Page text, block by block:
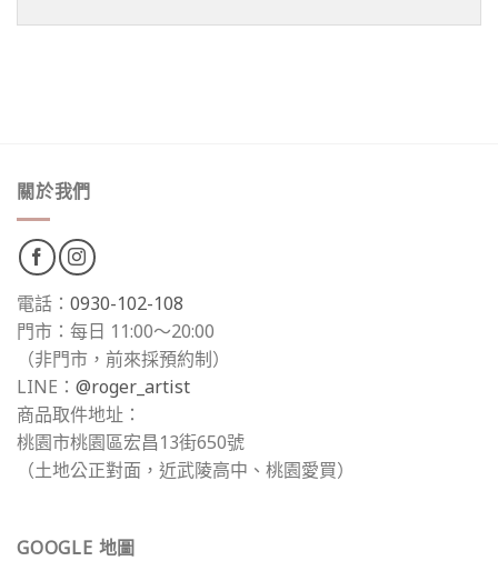
關於我們
電話： 0930-102-108
門市：每日 11:00～20:00
（非門市，前來採預約制）
LINE： @roger_artist
商品取件地址：
桃園市桃園區宏昌13街650號
（土地公正對面，近武陵高中、桃園愛買）
GOOGLE 地圖